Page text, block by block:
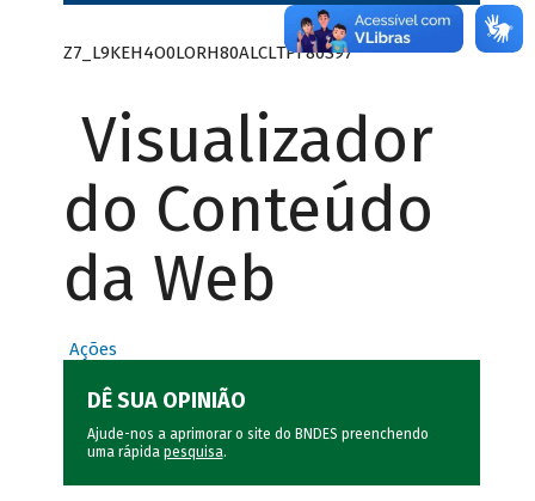
Z7_L9KEH4O0LORH80ALCLTPF80S97
Visualizador
do Conteúdo
da Web
Ações
DÊ SUA OPINIÃO
Ajude-nos a aprimorar o site do BNDES preenchendo
uma rápida pesquisa.